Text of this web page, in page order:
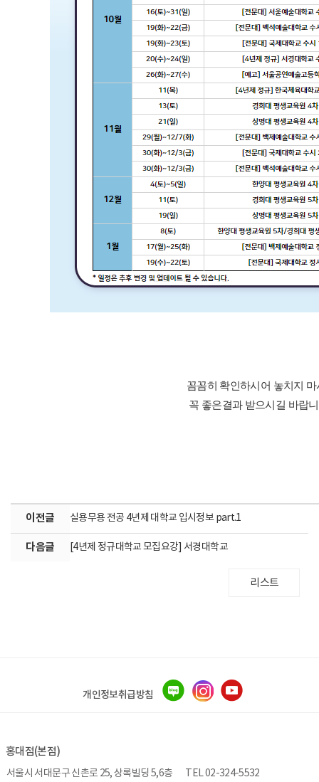
꼼꼼히 확인하시어 놓치지 마
꼭 좋은결과 받으시길 바랍
이전글 실용무용 전공 4년제 대학교 입시정보 part.1
다음글 [4년제 정규대학교 모집요강] 서경대학교
리스트
개인정보취급방침
홍대점(본점)
서울시 서대문구 신촌로 25, 상록빌딩 5,6층
TEL 02-324-5532